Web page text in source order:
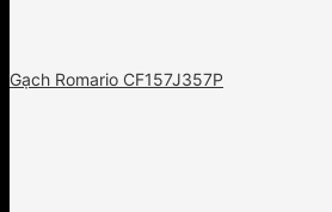
Gạch Romario CF157J357P